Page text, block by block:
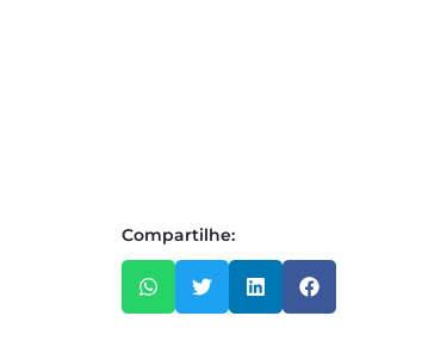
Compartilhe: